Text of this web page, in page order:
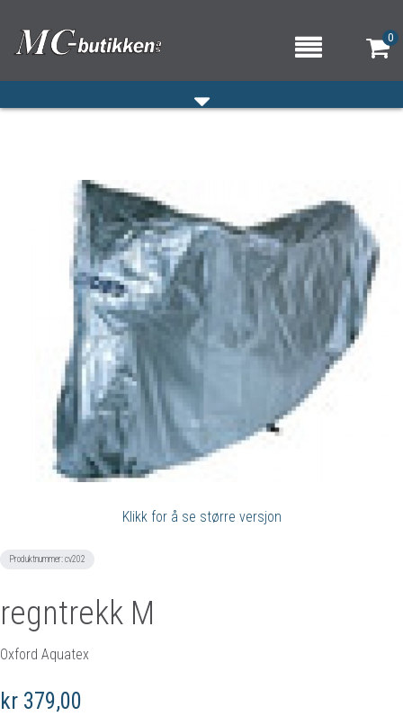
0
VERKSTED
OM OSS/ÅPNINGSTIDER
KONTAKT OSS
Klikk for å se større versjon
Produktnummer:cv202
regntrekk M
Oxford Aquatex
kr 379,00